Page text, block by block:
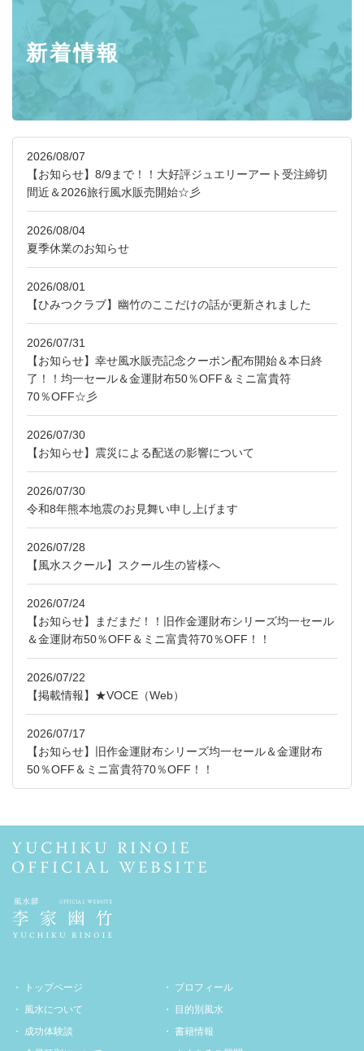
新着情報
2026/08/07
【お知らせ】8/9まで！！大好評ジュエリーアート受注締切
間近＆2026旅行風水販売開始☆彡
2026/08/04
夏季休業のお知らせ
2026/08/01
【ひみつクラブ】幽竹のここだけの話が更新されました
2026/07/31
【お知らせ】幸せ風水販売記念クーポン配布開始＆本日終
了！！均一セール＆金運財布50％OFF＆ミニ富貴符
70％OFF☆彡
2026/07/30
【お知らせ】震災による配送の影響について
2026/07/30
令和8年熊本地震のお見舞い申し上げます
2026/07/28
【風水スクール】スクール生の皆様へ
2026/07/24
【お知らせ】まだまだ！！旧作金運財布シリーズ均一セール
＆金運財布50％OFF＆ミニ富貴符70％OFF！！
2026/07/22
【掲載情報】★VOCE（Web）
2026/07/17
【お知らせ】旧作金運財布シリーズ均一セール＆金運財布
50％OFF＆ミニ富貴符70％OFF！！
トップページ
プロフィール
風水について
目的別風水
成功体験談
書籍情報